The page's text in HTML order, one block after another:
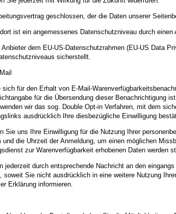
geschlossen, der die Daten unserer
ist ein angemessenes Datenschutzniveau durch
dem EU-US-Datenschutzrahmen (EU-US
sicherstellt.
für den Erhalt von E-Mail-
für die Übersendung dieser Benachrichtigung
wir das sog. Double Opt-in Verfahren, mit dem
ausdrücklich Ihre diesbezügliche Einwilligung
Sie uns Ihre Einwilligung für die Nutzung Ihrer
die Uhrzeit der Anmeldung, um einen möglichen
zur Warenverfügbarkeit erhobenen Daten werden
jederzeit durch entsprechende Nachricht an den
Sie nicht ausdrücklich in eine weitere Nutzung
Erklärung informieren.